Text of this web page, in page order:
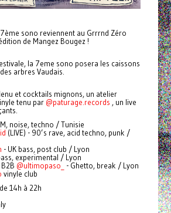
sono reviennent au Grrrnd Zéro
de Mangez Bougez !
la 7eme sono posera les caissons
arbres Vaudais.
et cocktails mignons, un atelier
tenu par @paturage.records , un live
noise, techno / Tunisie
(LIVE) - 90’s rave, acid techno, punk /
- UK bass, post club / Lyon
experimental / Lyon
B2B @ultimopaso_
- Ghetto, break / Lyon
vinyle club
14h à 22h